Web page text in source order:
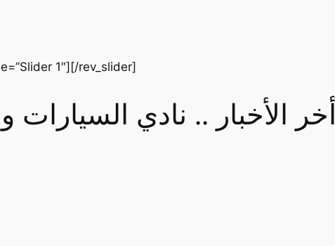
1″][/rev_slider]
أخر الأخبار .. نادي